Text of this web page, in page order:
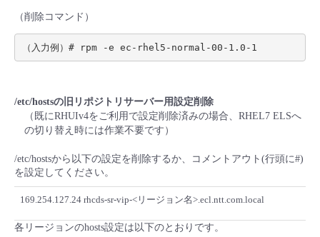
（削除コマンド）
/etc/hostsの旧リポジトリサーバー用設定削除
（既にRHUIv4をご利用で設定削除済みの場合、RHEL7 ELSへ
の切り替え時には作業不要です）
/etc/hostsから以下の設定を削除するか、コメントアウト(行頭に#)
を設定してください。
169.254.127.24 rhcds-sr-vip-<リージョン名>.ecl.ntt.com.local
各リージョンのhosts設定は以下のとおりです。